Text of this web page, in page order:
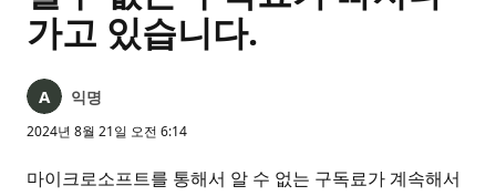
가고 있습니다.
익명
2024년 8월 21일 오전 6:14
마이크로소프트를 통해서 알 수 없는 구독료가 계속해서